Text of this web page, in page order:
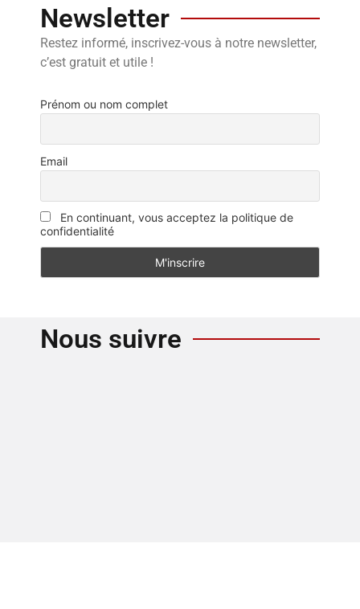
Newsletter
Restez informé, inscrivez-vous à notre newsletter,
c’est gratuit et utile !
Prénom ou nom complet
Email
En continuant, vous acceptez la politique de
confidentialité
Nous suivre